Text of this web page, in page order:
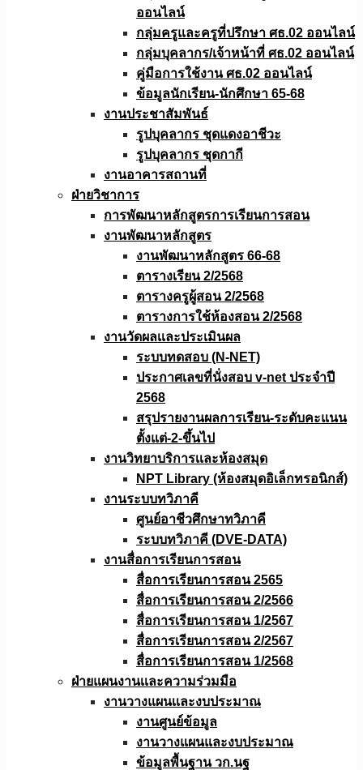
ออนไลน์
กลุ่มครูและครูที่ปรึกษา ศธ.02 ออนไลน์
กลุ่มบุคลากร/เจ้าหน้าที่ ศธ.02 ออนไลน์
คู่มือการใช้งาน ศธ.02 ออนไลน์
ข้อมูลนักเรียน-นักศึกษา 65-68
งานประชาสัมพันธ์
รูปบุคลากร ชุดแดงอาชีวะ
รูปบุคลากร ชุดกากี
งานอาคารสถานที่
ฝ่ายวิชาการ
การพัฒนาหลักสูตรการเรียนการสอน
งานพัฒนาหลักสูตร
งานพัฒนาหลักสูตร 66-68
ตารางเรียน 2/2568
ตารางครูผู้สอน 2/2568
ตารางการใช้ห้องสอน 2/2568
งานวัดผลเเละประเมินผล
ระบบทดสอบ (N-NET)
ประกาศเลขที่นั่งสอบ v-net ประจำปี
2568
สรุปรายงานผลการเรียน-ระดับคะแนน
ตั้งแต่-2-ขึ้นไป
งานวิทยาบริการเเละห้องสมุด
NPT Library (ห้องสมุดอิเล็กทรอนิกส์)
งานระบบทวิภาคี
ศูนย์อาชีวศึกษาทวิภาคี
ระบบทวิภาคี (DVE-DATA)
งานสื่อการเรียนการสอน
สื่อการเรียนการสอน 2565
สื่อการเรียนการสอน 2/2566
สื่อการเรียนการสอน 1/2567
สื่อการเรียนการสอน 2/2567
สื่อการเรียนการสอน 1/2568
ฝ่ายแผนงานเเละความร่วมมือ
งานวางแผนเเละงบประมาณ
งานศูนย์ข้อมูล
งานวางแผนและงบประมาณ
ข้อมูลพื้นฐาน วก.นฐ